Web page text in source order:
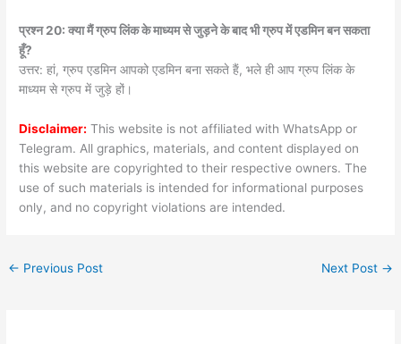
प्रश्न 20: क्या मैं ग्रुप लिंक के माध्यम से जुड़ने के बाद भी ग्रुप में एडमिन बन सकता
हूँ?
उत्तर: हां, ग्रुप एडमिन आपको एडमिन बना सकते हैं, भले ही आप ग्रुप लिंक के
माध्यम से ग्रुप में जुड़े हों।
Disclaimer: This website is not affiliated with WhatsApp or
Telegram. All graphics, materials, and content displayed on
this website are copyrighted to their respective owners. The
use of such materials is intended for informational purposes
only, and no copyright violations are intended.
← Previous Post Next Post →